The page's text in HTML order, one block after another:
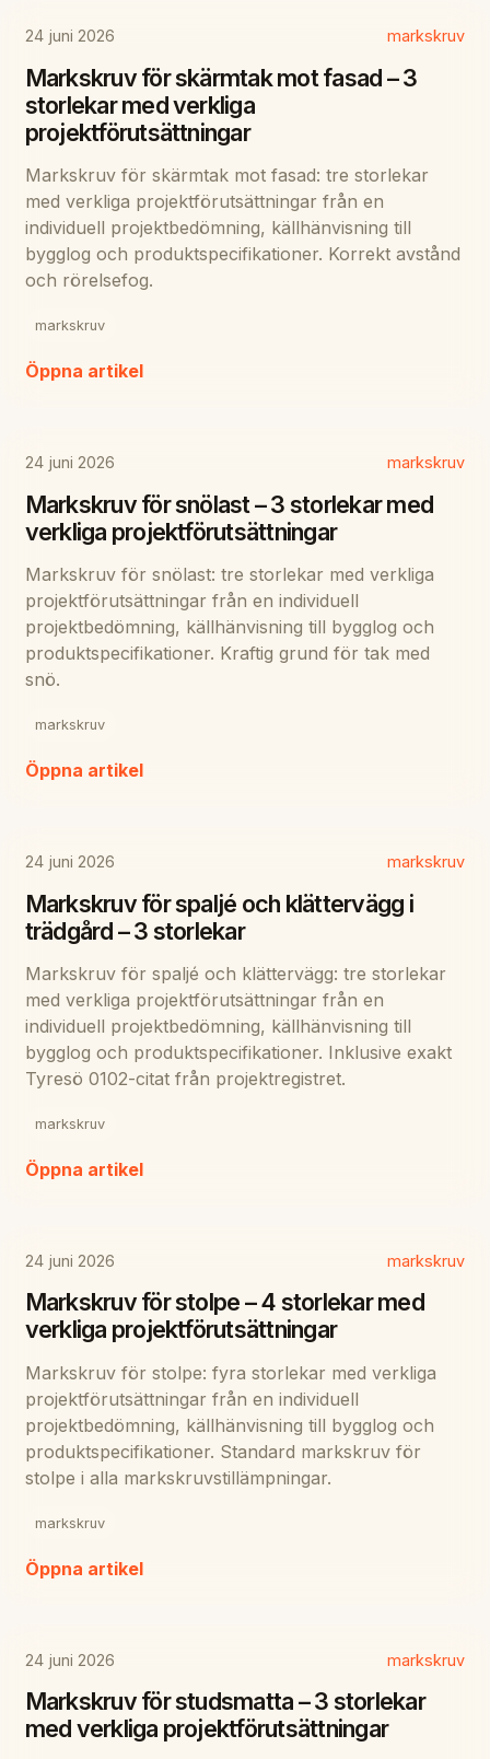
24 juni 2026 markskruv
Markskruv för skärmtak mot fasad – 3
storlekar med verkliga
projektförutsättningar
Markskruv för skärmtak mot fasad: tre storlekar
med verkliga projektförutsättningar från en
individuell projektbedömning, källhänvisning till
bygglog och produktspecifikationer. Korrekt avstånd
och rörelsefog.
markskruv
Öppna artikel
24 juni 2026 markskruv
Markskruv för snölast – 3 storlekar med
verkliga projektförutsättningar
Markskruv för snölast: tre storlekar med verkliga
projektförutsättningar från en individuell
projektbedömning, källhänvisning till bygglog och
produktspecifikationer. Kraftig grund för tak med
snö.
markskruv
Öppna artikel
24 juni 2026 markskruv
Markskruv för spaljé och klättervägg i
trädgård – 3 storlekar
Markskruv för spaljé och klättervägg: tre storlekar
med verkliga projektförutsättningar från en
individuell projektbedömning, källhänvisning till
bygglog och produktspecifikationer. Inklusive exakt
Tyresö 0102-citat från projektregistret.
markskruv
Öppna artikel
24 juni 2026 markskruv
Markskruv för stolpe – 4 storlekar med
verkliga projektförutsättningar
Markskruv för stolpe: fyra storlekar med verkliga
projektförutsättningar från en individuell
projektbedömning, källhänvisning till bygglog och
produktspecifikationer. Standard markskruv för
stolpe i alla markskruvstillämpningar.
markskruv
Öppna artikel
24 juni 2026 markskruv
Markskruv för studsmatta – 3 storlekar
med verkliga projektförutsättningar